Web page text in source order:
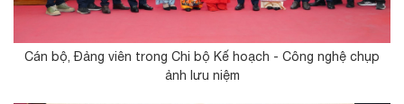
Cán bộ, Đảng viên trong Chi bộ Kế hoạch - Công nghệ chụp
ảnh lưu niệm